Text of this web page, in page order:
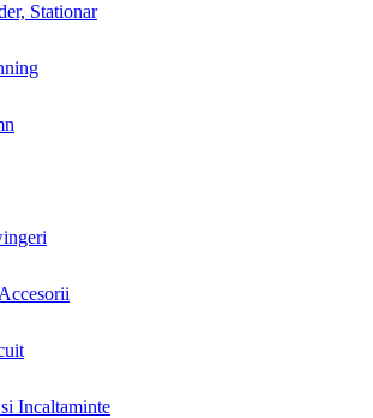
Stationar
Incaltaminte